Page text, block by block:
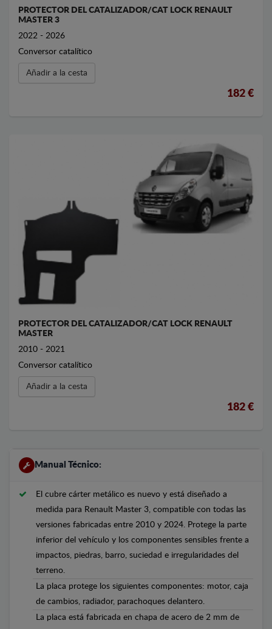
PROTECTOR DEL CATALIZADOR/CAT LOCK RENAULT
MASTER 3
2022 - 2026
Conversor catalítico
Añadir a la cesta
182 €
PROTECTOR DEL CATALIZADOR/CAT LOCK RENAULT
MASTER
2010 - 2021
Conversor catalítico
Añadir a la cesta
182 €
Manual Técnico:
El cubre cárter metálico es nuevo y está diseñado a
medida para Renault Master 3, compatible con todas las
versiones fabricadas entre 2010 y 2024. Protege la parte
inferior del vehículo y los componentes sensibles frente a
impactos, piedras, barro, suciedad e irregularidades del
terreno.
La placa protege los siguientes componentes: motor, caja
de cambios, radiador, parachoques delantero.
La placa está fabricada en chapa de acero de 2 mm de